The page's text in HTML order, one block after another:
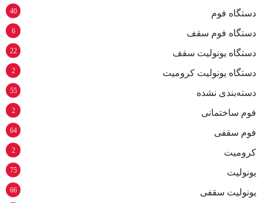
دستگاه فوم 40
دستگاه فوم سقف 6
دستگاه یونولیت سقف 22
دستگاه یونولیت کرومیت 2
دسته‌بندی نشده 55
فوم ساختمانی 2
فوم سقفی 64
کرومیت 2
یونولیت 75
یونولیت سقفی 66